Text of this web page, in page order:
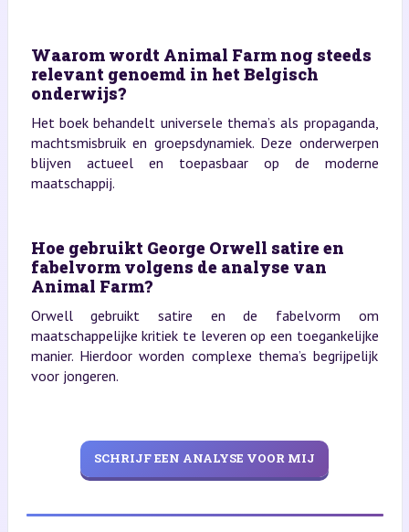
Waarom wordt Animal Farm nog steeds
relevant genoemd in het Belgisch
onderwijs?
Het boek behandelt universele thema’s als propaganda,
machtsmisbruik en groepsdynamiek. Deze onderwerpen
blijven actueel en toepasbaar op de moderne
maatschappij.
Hoe gebruikt George Orwell satire en
fabelvorm volgens de analyse van
Animal Farm?
Orwell gebruikt satire en de fabelvorm om
maatschappelijke kritiek te leveren op een toegankelijke
manier. Hierdoor worden complexe thema’s begrijpelijk
voor jongeren.
SCHRIJF EEN ANALYSE VOOR MIJ